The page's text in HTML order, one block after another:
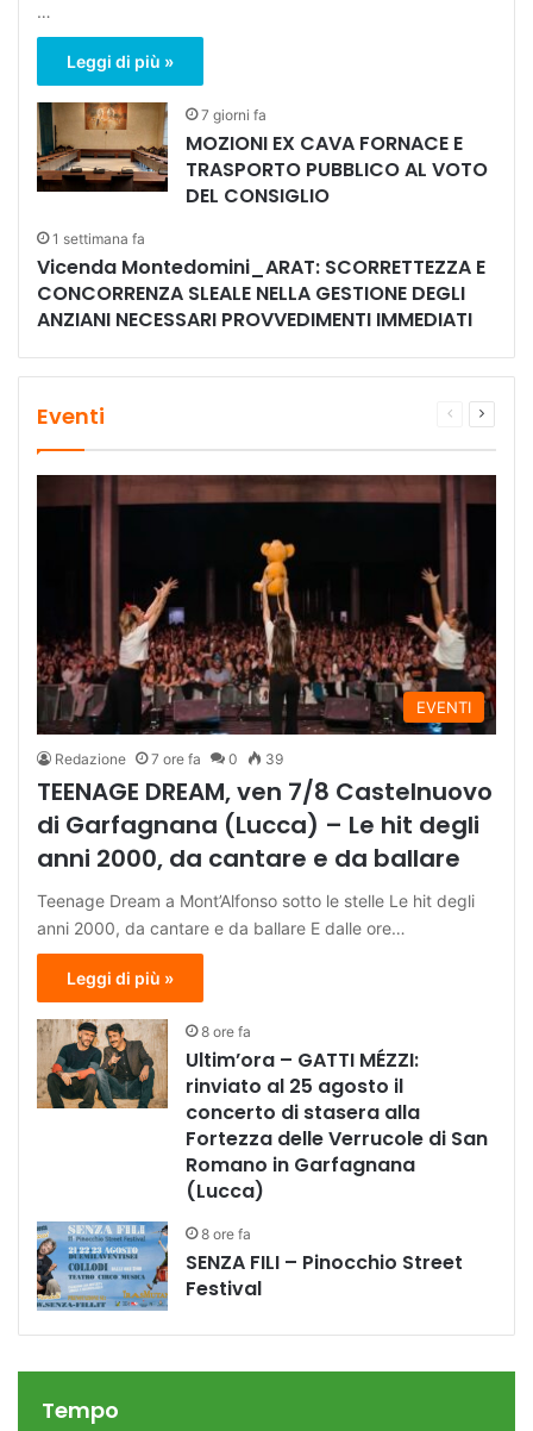
…
Leggi di più »
7 giorni fa
MOZIONI EX CAVA FORNACE E
TRASPORTO PUBBLICO AL VOTO
DEL CONSIGLIO
1 settimana fa
Vicenda Montedomini_ARAT: SCORRETTEZZA E
CONCORRENZA SLEALE NELLA GESTIONE DEGLI
ANZIANI NECESSARI PROVVEDIMENTI IMMEDIATI
Eventi
Pagina
EVENTI
Redazione 7 ore fa 0 39
TEENAGE DREAM, ven 7/8 Castelnuovo
di Garfagnana (Lucca) – Le hit degli
anni 2000, da cantare e da ballare
Teenage Dream a Mont’Alfonso sotto le stelle Le hit degli
anni 2000, da cantare e da ballare E dalle ore…
Leggi di più »
8 ore fa
Ultim’ora – GATTI MÉZZI:
rinviato al 25 agosto il
concerto di stasera alla
Fortezza delle Verrucole di San
Romano in Garfagnana
(Lucca)
8 ore fa
SENZA FILI – Pinocchio Street
Festival
Tempo